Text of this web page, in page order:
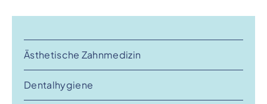
Ästhetische Zahnmedizin
Dentalhygiene